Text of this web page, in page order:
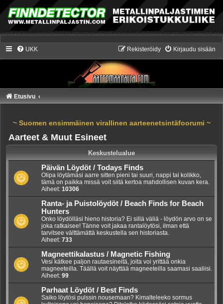
UKK Kirjaudu sisään
Rekisteröidy
Etusivu
~ Suomen ensimmäinen virallinen aarteenetsintäfoorumi ~
Aarteet & Muut Esineet
Keskustelualue
Päivän Löydöt / Todays Finds
Olipa löytämäsi aarre sitten pieni tai suuri, nappi tai kolikko,
tämä on paikka missä voit siitä kertoa mahdollisen kuvan kera.
Aiheet: 10306
Ranta- ja Puistolöydöt / Beach Finds for Beach
Hunters
Onko löydölläsi hieno historia? Ei sillä väliä - löydön arvo on se
joka ratkaisee! Tänne voit jakaa rantalöytösi, ilman että
tarvitsee välttämättä keskustella sen historiasta.
Aiheet: 733
Magneettikalastus / Magnetic Fishing
Vesi kätkee paljon rautaesineitä, joita voi yrittää onkia
magneeteilla. Täällä voit näyttää magneeteilla saamasi saaliisi.
Aiheet: 99
Parhaat Löydöt / Best Finds
Saiko löytösi pulssin nousemaan? Kimalteleeko sormus